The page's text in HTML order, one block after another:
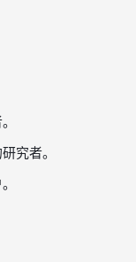
究者。